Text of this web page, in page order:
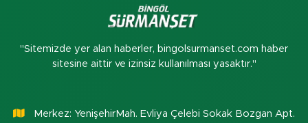
"Sitemizde yer alan haberler, bingolsurmanset.com haber
sitesine aittir ve izinsiz kullanılması yasaktır."
Merkez: YenişehirMah. Evliya Çelebi Sokak Bozgan Apt.